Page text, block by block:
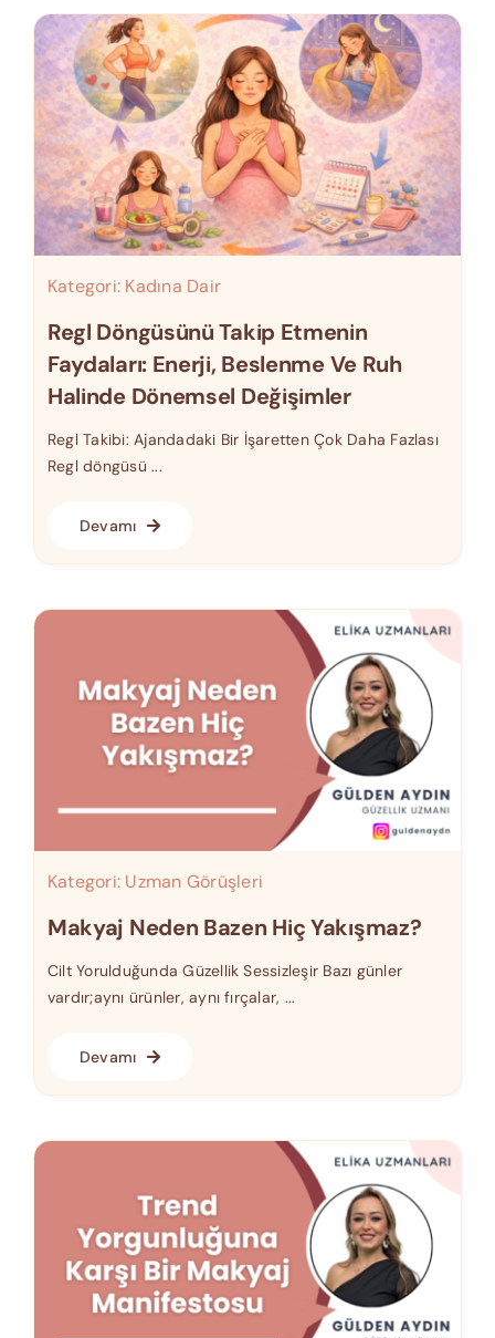
Kategori: Kadına Dair
Regl Döngüsünü Takip Etmenin
Faydaları: Enerji, Beslenme Ve Ruh
Halinde Dönemsel Değişimler
Regl Takibi: Ajandadaki Bir İşaretten Çok Daha Fazlası
Regl döngüsü ...
Devamı
Kategori: Uzman Görüşleri
Makyaj Neden Bazen Hiç Yakışmaz?
Cilt Yorulduğunda Güzellik Sessizleşir Bazı günler
vardır;aynı ürünler, aynı fırçalar, ...
Devamı